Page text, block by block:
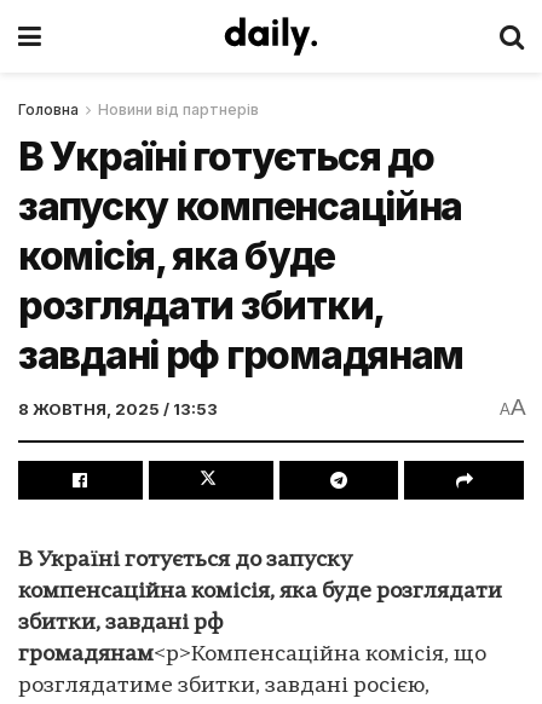
Головна Новини від партнерів
В Україні готується до
запуску компенсаційна
комісія, яка буде
розглядати збитки,
завдані рф громадянам
8 ЖОВТНЯ, 2025 / 13:53 AA
В Україні готується до запуску
компенсаційна комісія, яка буде розглядати
збитки, завдані рф
громадянам<p>Компенсаційна комісія, що
розглядатиме збитки, завдані росією,